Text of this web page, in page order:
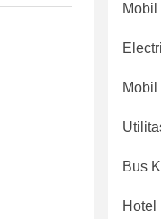
Mobil
Bus
Hotel